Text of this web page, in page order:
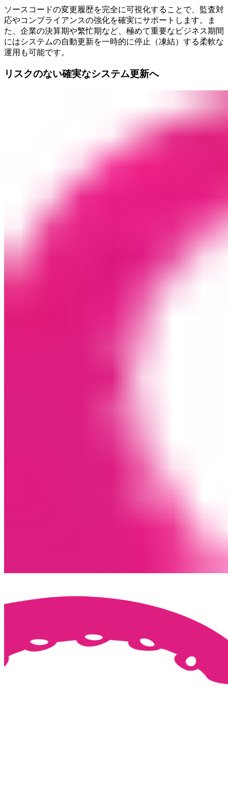
ソースコードの変更履歴を完全に可視化することで、監査対
応やコンプライアンスの強化を確実にサポートします。ま
た、企業の決算期や繁忙期など、極めて重要なビジネス期間
にはシステムの自動更新を一時的に停止（凍結）する柔軟な
運用も可能です。
リスクのない確実なシステム更新へ